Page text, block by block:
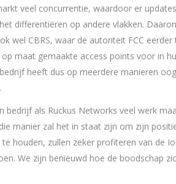
veel concurrentie, waardoor er
differentiëren op andere vlakken.
wel CBRS, waar de autoriteit FCC
maat gemaakte access points voor in
heeft dus op meerdere manieren
als Ruckus Networks veel werk
manier zal het in staat zijn om zijn
houden, zullen zeker profiteren van de
We zijn benieuwd hoe de boodschap